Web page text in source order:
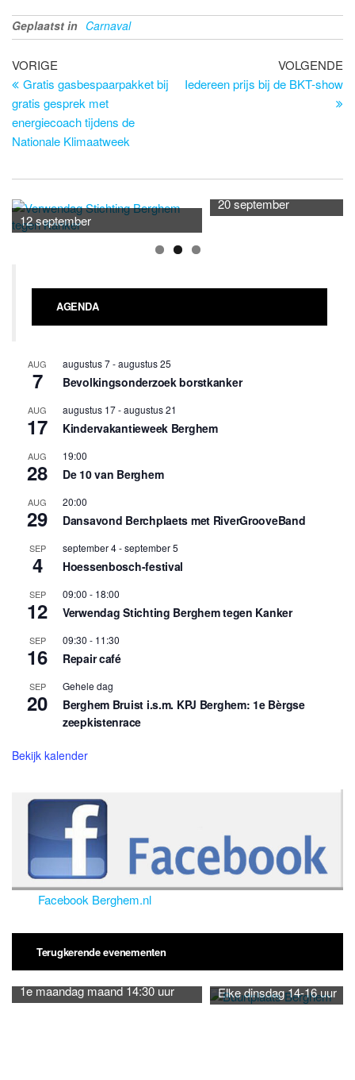
Geplaatst in Carnaval
Bericht
navigatie
Vorig
bericht
VORIGE
Gratis gasbespaarpakket bij
gratis gesprek met
energiecoach tijdens de
Nationale Klimaatweek
VOLGENDE
Iedereen prijs bij de BKT-show
12 september
20 september
AGENDA
AUG
7
augustus 7-augustus 25
Bevolkingsonderzoek borstkanker
AUG
17
augustus 17-augustus 21
Kindervakantieweek Berghem
AUG
28
19:00
De 10 van Berghem
AUG
29
20:00
Dansavond Berchplaets met RiverGrooveBand
SEP
4
september 4-september 5
Hoessenbosch-festival
SEP
12
09:00 - 18:00
Verwendag Stichting Berghem tegen Kanker
SEP
16
09:30 - 11:30
Repair café
SEP
20
Gehele dag
Berghem Bruist i.s.m. KPJ Berghem: 1e Bèrgse
zeepkistenrace
Bekijk kalender
Facebook Berghem.nl
Terugkerende evenementen
1e maandag maand 14:30 uur Elke dinsdag 14-16 uur